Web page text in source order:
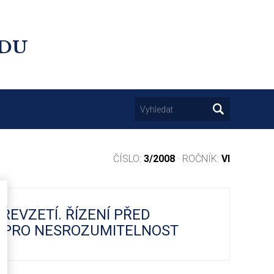
ČÍSLO: 3/2008 · ROČNÍK: VI
ŘÍZENÍ PŘED
NESROZUMITELNOST